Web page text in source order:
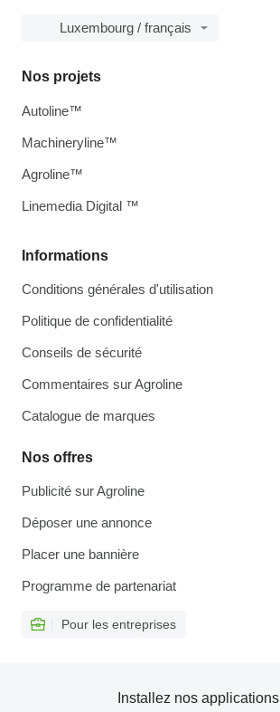
Luxembourg / français
Informations
Conditions générales d'utilisation
Politique de confidentialité
Conseils de sécurité
Commentaires sur Agroline
Catalogue de marques
Nos offres
Publicité sur Agroline
Déposer une annonce
Placer une bannière
Programme de partenariat
Pour les entreprises
Nos projets
Autoline™
Machineryline™
Agroline™
Linemedia Digital ™
Installez nos applications